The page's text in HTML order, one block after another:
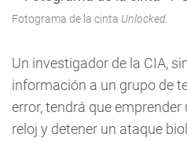
Fotograma de la cinta Unlocked.
Un investigador de la CIA,
información a un grupo de
error, tendrá que emprender
reloj y detener un ataque